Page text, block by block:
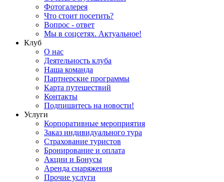
Фотогалерея
Что стоит посетить?
Вопрос - ответ
Мы в соцсетях. Актуальное!
Клуб
О нас
Деятельность клуба
Наша команда
Партнерские программы
Карта путешествий
Контакты
Подпишитесь на новости!
Услуги
Корпоративные мероприятия
Заказ индивидуального тура
Страхование туристов
Бронирование и оплата
Акции и Бонусы
Аренда снаряжения
Прочие услуги